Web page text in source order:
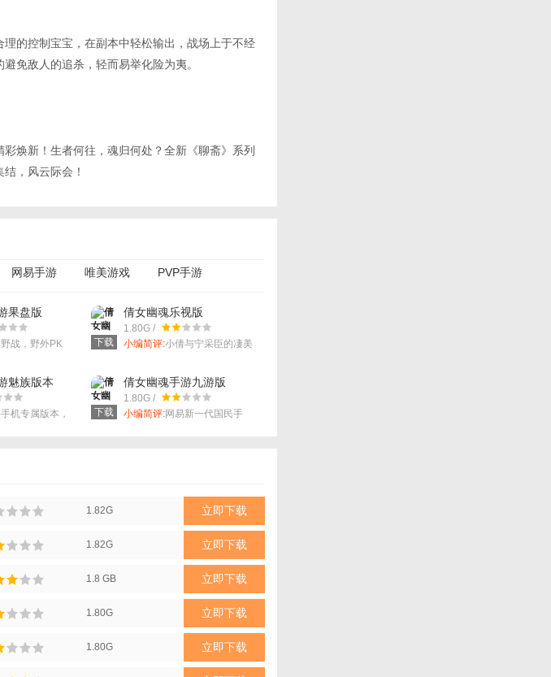
的控制宝宝，在副本中轻松输出，战场上于不经
免敌人的追杀，轻而易举化险为夷。
焕新！生者何往，魂归何处？全新《聊斋》系列
，风云际会！
网易手游 唯美游戏 PVP手游
游 安卓角色扮演游戏
果盘版
战，野外PK
下载
倩女幽魂乐视版
1.80G /
小编简评:小倩与宁采臣的凄美
魅族版本
机专属版本，
下载
倩女幽魂手游九游版
1.80G /
小编简评:网易新一代国民手
1.82G 立即下载
1.82G 立即下载
1.8 GB 立即下载
1.80G 立即下载
1.80G 立即下载